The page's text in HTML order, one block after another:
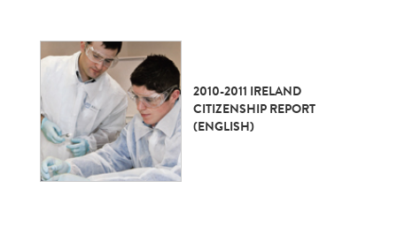
2010-2011 IRELAND
CITIZENSHIP REPORT
(ENGLISH)